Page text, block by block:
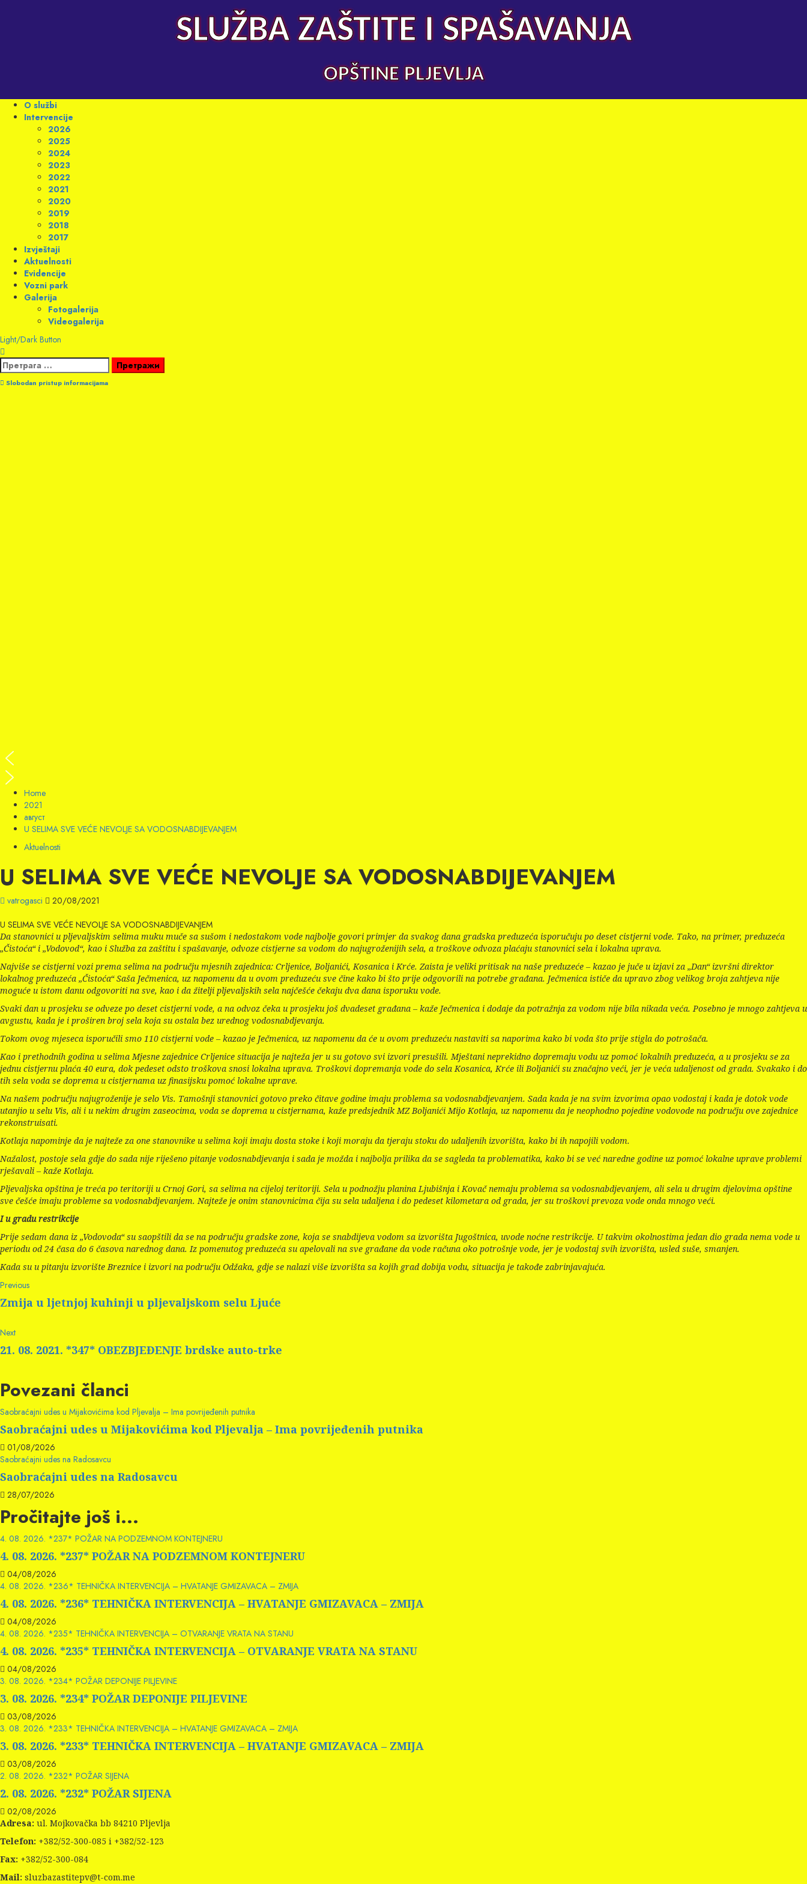
SLUŽBA ZAŠTITE I SPAŠAVANJA
OPŠTINE PLJEVLJA
Primary
Menu
O službi
Intervencije
2026
2025
2024
2023
2022
2021
2020
2019
2018
2017
Izvještaji
Aktuelnosti
Evidencije
Vozni park
Galerija
Fotogalerija
Videogalerija
Light/Dark Button
Претрага
за:
Slobodan pristup informacijama
Home
2021
август
U SELIMA SVE VEĆE NEVOLJE SA VODOSNABDIJEVANJEM
Aktuelnosti
U SELIMA SVE VEĆE NEVOLJE SA VODOSNABDIJEVANJEM
vatrogasci
20/08/2021
U SELIMA SVE VEĆE NEVOLJE SA VODOSNABDIJEVANJEM
Da stanovnici u pljevaljskim selima muku muče sa sušom i nedostakom vode najbolje govori primjer da svakog dana gradska preduzeća isporučuju po deset cistjerni vode. Tako, na primer, preduzeća
„Čistoća“ i „Vodovod“, kao i Služba za zaštitu i spašavanje, odvoze cistjerne sa vodom do najugroženijih sela, a troškove odvoza plaćaju stanovnici sela i lokalna uprava.
Najviše se cistjerni vozi prema selima na području mjesnih zajednica: Crljenice, Boljanići, Kosanica i Krće. Zaista je veliki pritisak na naše preduzeće – kazao je juče u izjavi za „Dan“ izvršni direktor
lokalnog preduzeća „Čistoća“ Saša Ječmenica, uz napomenu da u ovom preduzeću sve čine kako bi što prije odgovorili na potrebe građana. Ječmenica ističe da upravo zbog velikog broja zahtjeva nije
moguće u istom danu odgovoriti na sve, kao i da žitelji pljevaljskih sela najčešće čekaju dva dana isporuku vode.
Svaki dan u prosjeku se odveze po deset cistjerni vode, a na odvoz čeka u prosjeku još dvadeset građana – kaže Ječmenica i dodaje da potražnja za vodom nije bila nikada veća. Posebno je mnogo zahtjeva u
avgustu, kada je i proširen broj sela koja su ostala bez urednog vodosnabdjevanja.
Tokom ovog mjeseca isporučili smo 110 cistjerni vode – kazao je Ječmenica, uz napomenu da će u ovom preduzeću nastaviti sa naporima kako bi voda što prije stigla do potrošača.
Kao i prethodnih godina u selima Mjesne zajednice Crljenice situacija je najteža jer u su gotovo svi izvori presušili. Mještani neprekidno dopremaju vodu uz pomoć lokalnih preduzeća, a u prosjeku se za
jednu cistjernu plaća 40 eura, dok pedeset odsto troškova snosi lokalna uprava. Troškovi dopremanja vode do sela Kosanica, Krće ili Boljanići su značajno veći, jer je veća udaljenost od grada. Svakako i do
tih sela voda se doprema u cistjernama uz finasijsku pomoć lokalne uprave.
Na našem području najugroženije je selo Vis. Tamošnji stanovnici gotovo preko čitave godine imaju problema sa vodosnabdjevanjem. Sada kada je na svim izvorima opao vodostaj i kada je dotok vode
utanjio u selu Vis, ali i u nekim drugim zaseocima, voda se doprema u cistjernama, kaže predsjednik MZ Boljanići Mijo Kotlaja, uz napomenu da je neophodno pojedine vodovode na području ove zajednice
rekonstruisati.
Kotlaja napominje da je najteže za one stanovnike u selima koji imaju dosta stoke i koji moraju da tjeraju stoku do udaljenih izvorišta, kako bi ih napojili vodom.
Nažalost, postoje sela gdje do sada nije riješeno pitanje vodosnabdjevanja i sada je možda i najbolja prilika da se sagleda ta problematika, kako bi se već naredne godine uz pomoć lokalne uprave problemi
rješavali – kaže Kotlaja.
Pljevaljska opština je treća po teritoriji u Crnoj Gori, sa selima na cijeloj teritoriji. Sela u podnožju planina Ljubišnja i Kovač nemaju problema sa vodosnabdjevanjem, ali sela u drugim djelovima opštine
sve češće imaju probleme sa vodosnabdjevanjem. Najteže je onim stanovnicima čija su sela udaljena i do pedeset kilometara od grada, jer su troškovi prevoza vode onda mnogo veći.
I u gradu restrikcije
Prije sedam dana iz „Vodovoda“ su saopštili da se na području gradske zone, koja se snabdijeva vodom sa izvorišta Jugoštnica, uvode noćne restrikcije. U takvim okolnostima jedan dio grada nema vode u
periodu od 24 časa do 6 časova narednog dana. Iz pomenutog preduzeća su apelovali na sve građane da vode računa oko potrošnje vode, jer je vodostaj svih izvorišta, usled suše, smanjen.
Kada su u pitanju izvorište Breznice i izvori na području Odžaka, gdje se nalazi više izvorišta sa kojih grad dobija vodu, situacija je takođe zabrinjavajuća.
Continue
Reading
PreviousPrevious
Zmija u ljetnjoj kuhinji u pljevaljskom selu Ljuće
NextNext
post:
21. 08. 2021. *347* OBEZBJEĐENJE brdske auto-trke
Povezani članci
Saobraćajni udes u Mijakovićima kod Pljevalja – Ima povrijeđenih putnika
Saobraćajni udes u Mijakovićima kod Pljevalja – Ima povrijeđenih putnika
01/08/2026
Saobraćajni udes na Radosavcu
Saobraćajni udes na Radosavcu
28/07/2026
Pročitajte još i...
4. 08. 2026. *237* POŽAR NA PODZEMNOM KONTEJNERU
4. 08. 2026. *237* POŽAR NA PODZEMNOM KONTEJNERU
04/08/2026
4. 08. 2026. *236* TEHNIČKA INTERVENCIJA – HVATANJE GMIZAVACA – ZMIJA
4. 08. 2026. *236* TEHNIČKA INTERVENCIJA – HVATANJE GMIZAVACA – ZMIJA
04/08/2026
4. 08. 2026. *235* TEHNIČKA INTERVENCIJA – OTVARANJE VRATA NA STANU
4. 08. 2026. *235* TEHNIČKA INTERVENCIJA – OTVARANJE VRATA NA STANU
04/08/2026
3. 08. 2026. *234* POŽAR DEPONIJE PILJEVINE
3. 08. 2026. *234* POŽAR DEPONIJE PILJEVINE
03/08/2026
3. 08. 2026. *233* TEHNIČKA INTERVENCIJA – HVATANJE GMIZAVACA – ZMIJA
3. 08. 2026. *233* TEHNIČKA INTERVENCIJA – HVATANJE GMIZAVACA – ZMIJA
03/08/2026
2. 08. 2026. *232* POŽAR SIJENA
2. 08. 2026. *232* POŽAR SIJENA
02/08/2026
Adresa: ul. Mojkovačka bb 84210 Pljevlja
Telefon: +382/52-300-085 i +382/52-123
Fax: +382/52-300-084
Mail: sluzbazastitepv@t-com.me